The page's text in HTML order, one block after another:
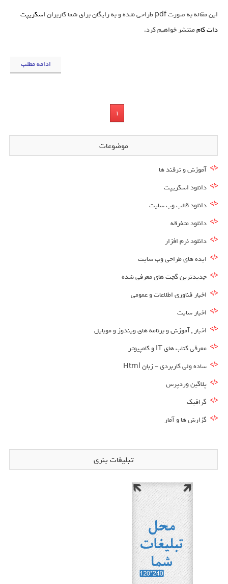
این مقاله به صورت pdf طراحی شده و به رایگان برای شما کاربران
اسکریپت
دات کاممنتشر خواهیم کرد.
ادامه مطلب
1
موضوعات
آموزش و ترفند ها
دانلود اسکریپت
دانلود قالب وب سایت
دانلود متفرقه
دانلود نرم افزار
ایده های طراحی وب سایت
جدیدترین گجت های معرفی شده
اخبار فناوری اطلاعات و عمومی
اخبار سایت
اخبار , آموزش و برنامه های ویندوز و موبایل
معرفی کتاب های IT و کامپیوتر
ساده ولی کاربردی – زبان Html
پلاگین وردپرس
گرافیک
گزارش ها و آمار
تبلیغات بنری